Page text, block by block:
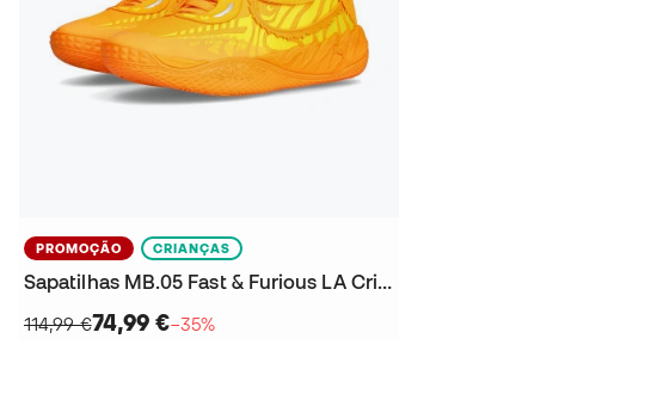
PROMOÇÃO CRIANÇAS
Sapatilhas MB.05 Fast & Furious LA Criança
114,99 €74,99 €−35%